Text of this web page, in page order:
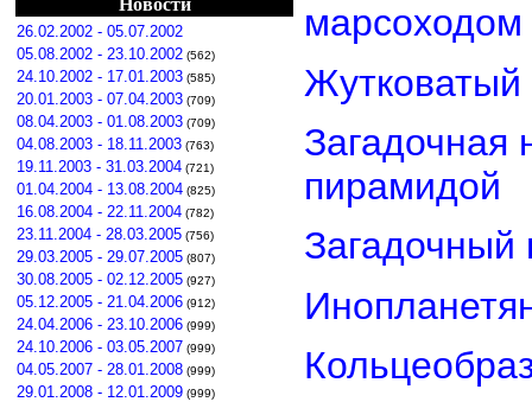
Новости
26.02.2002 - 05.07.2002
05.08.2002 - 23.10.2002 (562)
24.10.2002 - 17.01.2003 (585)
20.01.2003 - 07.04.2003 (709)
08.04.2003 - 01.08.2003 (709)
04.08.2003 - 18.11.2003 (763)
19.11.2003 - 31.03.2004 (721)
01.04.2004 - 13.08.2004 (825)
16.08.2004 - 22.11.2004 (782)
23.11.2004 - 28.03.2005 (756)
29.03.2005 - 29.07.2005 (807)
30.08.2005 - 02.12.2005 (927)
05.12.2005 - 21.04.2006 (912)
24.04.2006 - 23.10.2006 (999)
24.10.2006 - 03.05.2007 (999)
04.05.2007 - 28.01.2008 (999)
29.01.2008 - 12.01.2009 (999)
марсоходом
Загадочная
пирамидой